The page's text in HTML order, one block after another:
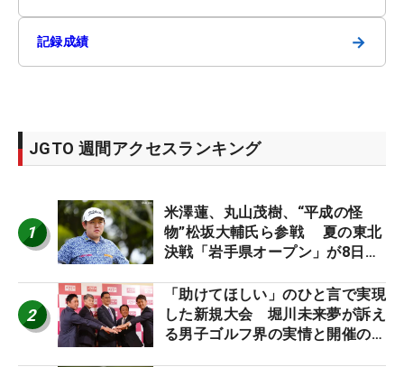
記録成績 →
JGTO 週間アクセスランキング
1
米澤蓮、丸山茂樹、“平成の怪
物”松坂大輔氏ら参戦 夏の東北
決戦「岩手県オープン」が8日開
2
「助けてほしい」のひと言で実現
した新規大会 堀川未来夢が訴え
る男子ゴルフ界の実情と開催の舞